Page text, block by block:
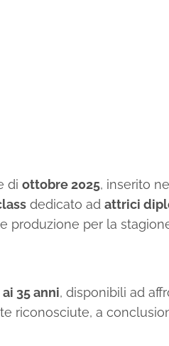
diottobre 2025, inserito
dedicato adattrici
produzione per la
35 anni, disponibili ad
riconosciute, a